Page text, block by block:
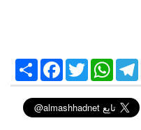
S
h
a
r
e
F
a
c
e
b
o
T
w
i
t
t
e
W
h
a
t
s
A
T
e
l
e
g
r